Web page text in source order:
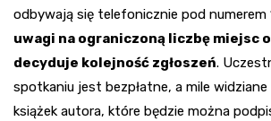
odbywają się telefonicznie pod numerem
uwagi na ograniczoną liczbę miejsc
decyduje kolejność zgłoszeń.
spotkaniu jest bezpłatne, a mile widziane
książek autora, które będzie można